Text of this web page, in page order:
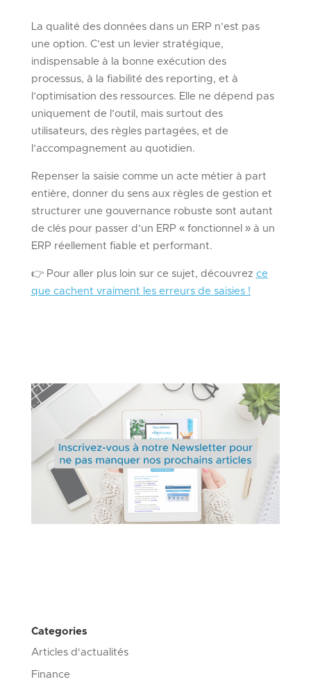
La qualité des données dans un ERP n’est pas
une option. C’est un levier stratégique,
indispensable à la bonne exécution des
processus, à la fiabilité des reporting, et à
l’optimisation des ressources. Elle ne dépend pas
uniquement de l’outil, mais surtout des
utilisateurs, des règles partagées, et de
l’accompagnement au quotidien.
Repenser la saisie comme un acte métier à part
entière, donner du sens aux règles de gestion et
structurer une gouvernance robuste sont autant
de clés pour passer d’un ERP « fonctionnel » à un
ERP réellement fiable et performant.
👉 Pour aller plus loin sur ce sujet, découvrez ce
que cachent vraiment les erreurs de saisies !
Categories
Articles d'actualités
Finance